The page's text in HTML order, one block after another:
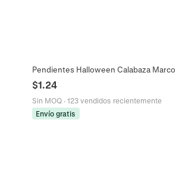
Pendientes Halloween Calabaza
$1.24
Sin MOQ· 123 vendidos recientemente
Envío gratis